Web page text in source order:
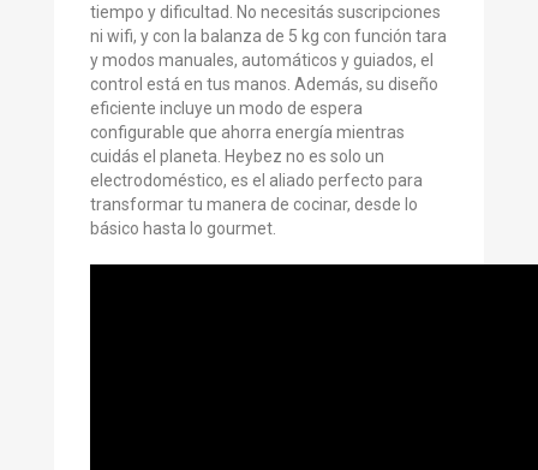
tiempo y dificultad. No necesitás suscripciones
ni wifi, y con la balanza de 5 kg con función tara
y modos manuales, automáticos y guiados, el
control está en tus manos. Además, su diseño
eficiente incluye un modo de espera
configurable que ahorra energía mientras
cuidás el planeta. Heybez no es solo un
electrodoméstico, es el aliado perfecto para
transformar tu manera de cocinar, desde lo
básico hasta lo gourmet.